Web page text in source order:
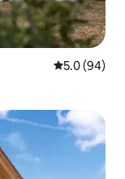
レビュー94
5.0 (94)